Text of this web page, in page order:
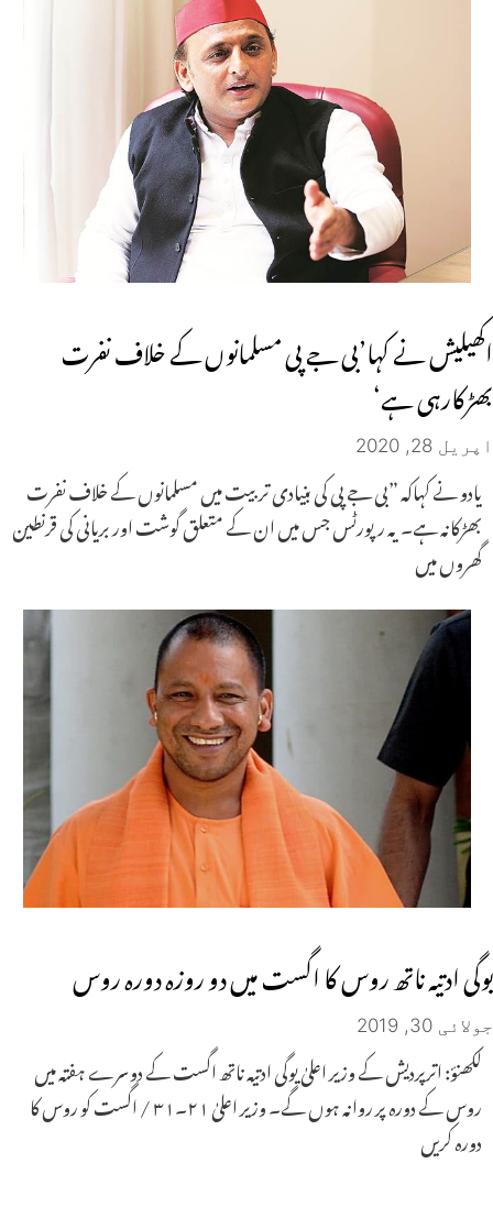
اکھیلیش نے کہا’بی جے پی مسلمانوں کے خلاف نفرت
بھڑکارہی ہے‘
اپریل 28, 2020
یادو نے کہاکہ ”بی جے پی کی بنیادی تربیت میں مسلمانوں کے خلاف نفرت
بھڑکانہ ہے۔ یہ رپورٹس جس میں ان کے متعلق گوشت اور بریانی کی قرنطین
گھروں میں
یوگی ادتیہ ناتھ روس کا اگست میں دو روزہ دورہ روس
جولائی 30, 2019
لکھنؤ: اترپردیش کے وزیر اعلیٰ یوگی ادتیہ ناتھ اگست کے دوسرے ہفتہ میں
روس کے دورہ پر روانہ ہوں گے۔ وزیر اعلیٰ ۲۱۔۳۱ / اگست کو روس کا
دورہ کریں